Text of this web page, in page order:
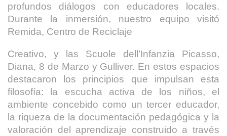
profundos diálogos con educadores locales.
Durante la inmersión, nuestro equipo visitó
Remida, Centro de Reciclaje
Creativo, y las Scuole dell’Infanzia Picasso,
Diana, 8 de Marzo y Gulliver. En estos espacios
destacaron los principios que impulsan esta
filosofía: la escucha activa de los niños, el
ambiente concebido como un tercer educador,
la riqueza de la documentación pedagógica y la
valoración del aprendizaje construido a través